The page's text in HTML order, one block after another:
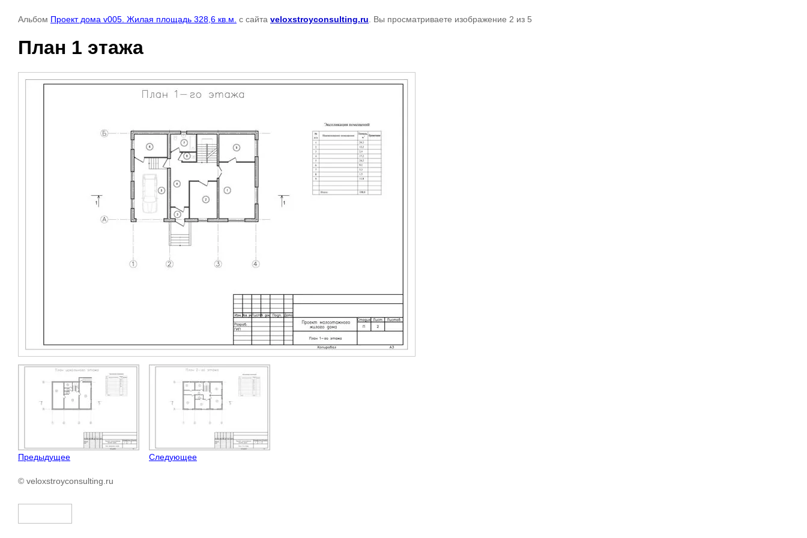
Альбом Проект дома v005. Жилая площадь 328,6 кв.м. с сайта veloxstroyconsulting.ru . Вы просматриваете изображение 2 из 5
План 1 этажа
Предыдущее Следующее
© veloxstroyconsulting.ru